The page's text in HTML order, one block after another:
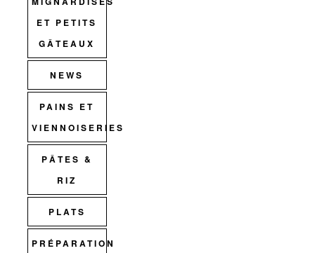
ET PETITS
GÂTEAUX
NEWS
PAINS ET
VIENNOISERIES
PÂTES &
RIZ
PLATS
PRÉPARATION